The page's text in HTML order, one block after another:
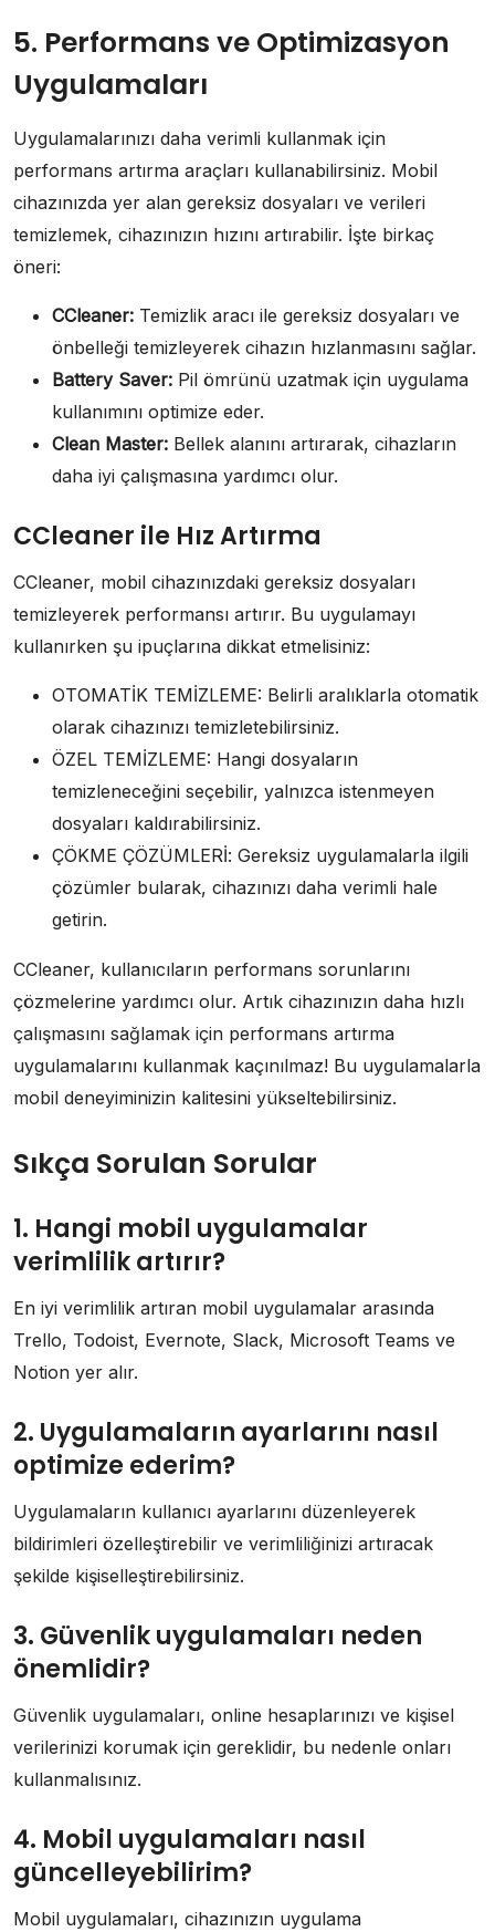
5. Performans ve Optimizasyon
Uygulamaları
Uygulamalarınızı daha verimli kullanmak için
performans artırma araçları kullanabilirsiniz. Mobil
cihazınızda yer alan gereksiz dosyaları ve verileri
temizlemek, cihazınızın hızını artırabilir. İşte birkaç
öneri:
CCleaner: Temizlik aracı ile gereksiz dosyaları ve
önbelleği temizleyerek cihazın hızlanmasını sağlar.
Battery Saver: Pil ömrünü uzatmak için uygulama
kullanımını optimize eder.
Clean Master: Bellek alanını artırarak, cihazların
daha iyi çalışmasına yardımcı olur.
CCleaner ile Hız Artırma
CCleaner, mobil cihazınızdaki gereksiz dosyaları
temizleyerek performansı artırır. Bu uygulamayı
kullanırken şu ipuçlarına dikkat etmelisiniz:
OTOMATİK TEMİZLEME: Belirli aralıklarla otomatik
olarak cihazınızı temizletebilirsiniz.
ÖZEL TEMİZLEME: Hangi dosyaların
temizleneceğini seçebilir, yalnızca istenmeyen
dosyaları kaldırabilirsiniz.
ÇÖKME ÇÖZÜMLERİ: Gereksiz uygulamalarla ilgili
çözümler bularak, cihazınızı daha verimli hale
getirin.
CCleaner, kullanıcıların performans sorunlarını
çözmelerine yardımcı olur. Artık cihazınızın daha hızlı
çalışmasını sağlamak için performans artırma
uygulamalarını kullanmak kaçınılmaz! Bu uygulamalarla
mobil deneyiminizin kalitesini yükseltebilirsiniz.
Sıkça Sorulan Sorular
1. Hangi mobil uygulamalar
verimlilik artırır?
En iyi verimlilik artıran mobil uygulamalar arasında
Trello, Todoist, Evernote, Slack, Microsoft Teams ve
Notion yer alır.
2. Uygulamaların ayarlarını nasıl
optimize ederim?
Uygulamaların kullanıcı ayarlarını düzenleyerek
bildirimleri özelleştirebilir ve verimliliğinizi artıracak
şekilde kişiselleştirebilirsiniz.
3. Güvenlik uygulamaları neden
önemlidir?
Güvenlik uygulamaları, online hesaplarınızı ve kişisel
verilerinizi korumak için gereklidir, bu nedenle onları
kullanmalısınız.
4. Mobil uygulamaları nasıl
güncelleyebilirim?
Mobil uygulamaları, cihazınızın uygulama